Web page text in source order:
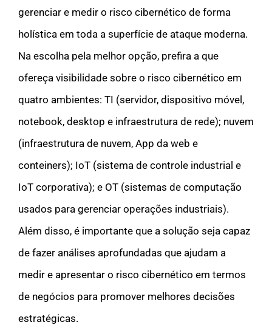
gerenciar e medir o risco cibernético de forma
holística em toda a superfície de ataque moderna.
Na escolha pela melhor opção, prefira a que
ofereça visibilidade sobre o risco cibernético em
quatro ambientes: TI (servidor, dispositivo móvel,
notebook, desktop e infraestrutura de rede); nuvem
(infraestrutura de nuvem, App da web e
conteiners); IoT (sistema de controle industrial e
IoT corporativa); e OT (sistemas de computação
usados para gerenciar operações industriais).
Além disso, é importante que a solução seja capaz
de fazer análises aprofundadas que ajudam a
medir e apresentar o risco cibernético em termos
de negócios para promover melhores decisões
estratégicas.